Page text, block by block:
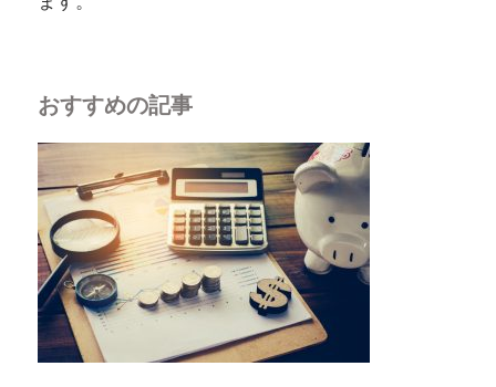
おすすめの記事